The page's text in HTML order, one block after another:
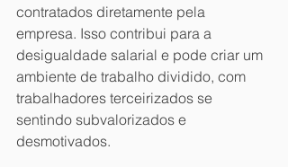
contratados diretamente pela
empresa. Isso contribui para a
desigualdade salarial e pode criar um
ambiente de trabalho dividido, com
trabalhadores terceirizados se
sentindo subvalorizados e
desmotivados.